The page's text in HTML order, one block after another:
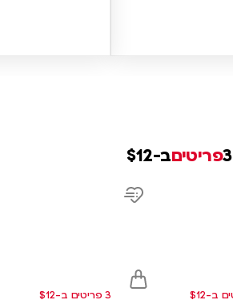
3פריטיםב-$12
Add
3 פריטים ב-$12